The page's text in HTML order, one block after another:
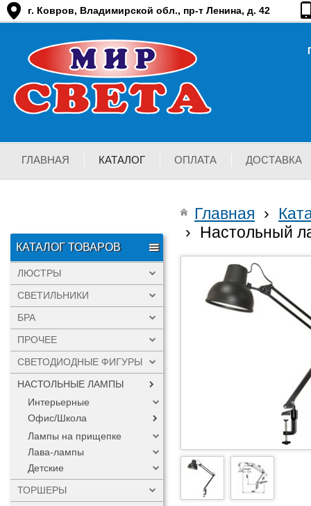
г. Ковров, Владимирской обл., пр-т Ленина, д. 42
ГЛАВНАЯ КАТАЛОГ ОПЛАТА ДОСТАВКА
КАТАЛОГ ТОВАРОВ
ЛЮСТРЫ
СВЕТИЛЬНИКИ
БРА
ПРОЧЕЕ
СВЕТОДИОДНЫЕ ФИГУРЫ
НАСТОЛЬНЫЕ ЛАМПЫ
Интерьерные
Офис/Школа
Лампы на прищепке
Лава-лампы
Детские
ТОРШЕРЫ
Главная ›
› Настольный